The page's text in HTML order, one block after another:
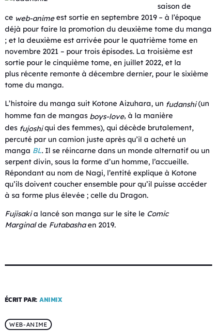
saison de
ce web-animeest sortie en septembre 2019 – à l’époque
déjà pour faire la promotion du deuxième tome du manga
; et la deuxième est arrivée pour le quatrième tome en
novembre 2021 – pour trois épisodes. La troisième est
sortie pour le cinquième tome, en juillet 2022, et la
plus récente remonte à décembre dernier, pour le sixième
tome du manga.
L’histoire du manga suit Kotone Aizuhara, un fudanshi(un
homme fan de mangas boys-love, à la manière
des fujoshiqui des femmes), qui décède brutalement,
percuté par un camion juste après qu’il a acheté un
manga BL. Il se réincarne dans un monde alternatif ou un
serpent divin, sous la forme d’un homme, l’accueille.
Répondant au nom de Nagi, l’entité explique à Kotone
qu’ils doivent coucher ensemble pour qu’il puisse accéder
à sa forme plus élevée ; celle du Dragon.
Fujisakia lancé son manga sur le site le Comic
Marginalde Futabashaen 2019.
ÉCRIT PAR: ANIMIX
WEB-ANIME